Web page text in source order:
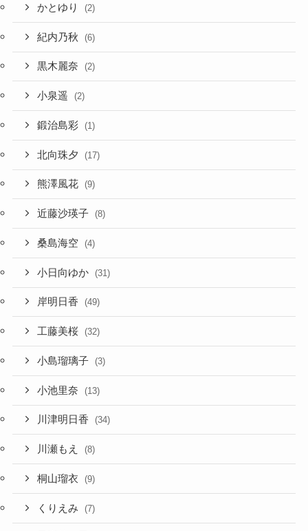
かとゆり (2)
紀内乃秋 (6)
黒木麗奈 (2)
小泉遥 (2)
鍛治島彩 (1)
北向珠夕 (17)
熊澤風花 (9)
近藤沙瑛子 (8)
桑島海空 (4)
小日向ゆか (31)
岸明日香 (49)
工藤美桜 (32)
小島瑠璃子 (3)
小池里奈 (13)
川津明日香 (34)
川瀬もえ (8)
桐山瑠衣 (9)
くりえみ (7)